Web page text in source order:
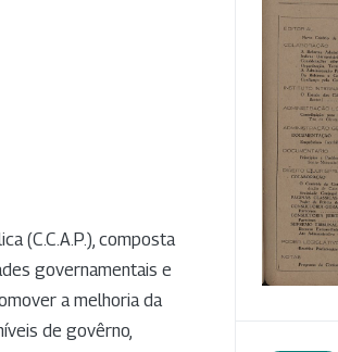
(C.C.A.P.), composta
governamentais e
a melhoria da
de govêrno,